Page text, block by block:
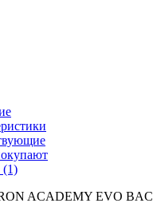
ACADEMY EVO